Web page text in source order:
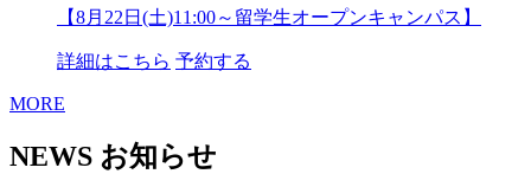
【8月22日(土)11:00～留学生オープンキャンパス】
詳細はこちら 予約する
MORE
NEWS お知らせ